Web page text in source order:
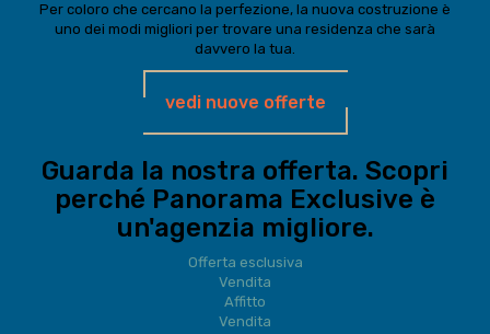
Per coloro che cercano la perfezione, la nuova costruzione è
uno dei modi migliori per trovare una residenza che sarà
davvero la tua.
vedi nuove offerte
Guarda la nostra offerta. Scopri
perché Panorama Exclusive è
un'agenzia migliore.
Offerta esclusiva
Vendita
Affitto
Vendita